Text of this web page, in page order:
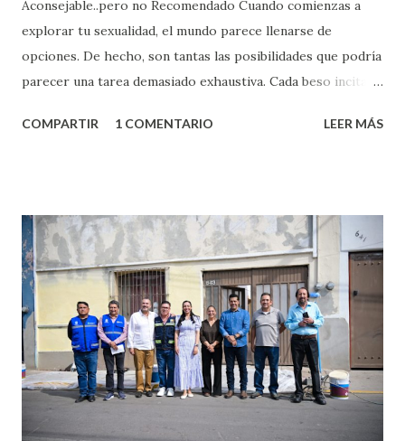
Aconsejable..pero no Recomendado Cuando comienzas a
explorar tu sexualidad, el mundo parece llenarse de
opciones. De hecho, son tantas las posibilidades que podría
parecer una tarea demasiado exhaustiva. Cada beso incita
partes de ti que jamás hubieras imaginado. El problema es
conoces ni la mitad de lo que deberías saber. Pero incluso
quienes ya han tenido relaciones sexuales no son expertos
o expertas en el tema. Siempre hay algo nuevo que
aprender y nuevas experiencias que conocer. Si eres una
chica y aún no has tenido relaciones sexuales, tal vez
pienses que el sexo será increíble y no puedas esperar para
experimentarlo, pero como cualquier persona con
experiencia te dirá, siempre es mejor cuando ambas partes
son suficientemen...
COMPARTIR 1 COMENTARIO LEER MÁS